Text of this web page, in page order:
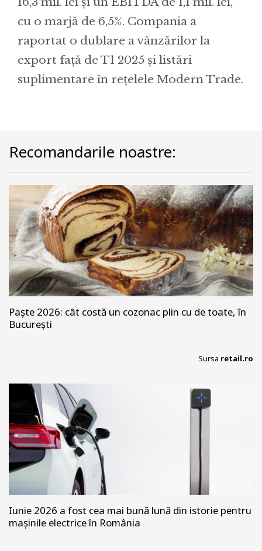
cu o marjă de 6,5%. Compania a
raportat o dublare a vânzărilor la
export față de T1 2025 și listări
suplimentare în rețelele Modern Trade.
Recomandarile noastre:
Paște 2026: cât costă un cozonac plin cu de toate, în
București
Sursa retail.ro
Iunie 2026 a fost cea mai bună lună din istorie pentru
mașinile electrice în România